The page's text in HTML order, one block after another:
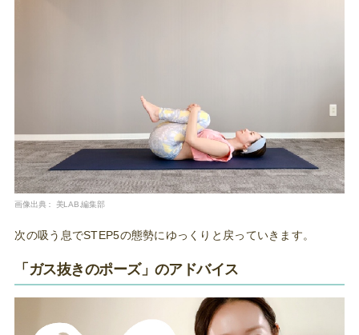
画像出典： 美LAB.編集部
次の吸う息でSTEP5の態勢にゆっくりと戻っていきます。
「ガス抜きのポーズ」のアドバイス